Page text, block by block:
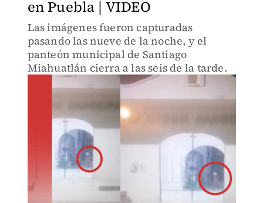
en Puebla | VIDEO
Las imágenes fueron capturadas
pasando las nueve de la noche, y el
panteón municipal de Santiago
Miahuatlán cierra a las seis de la tarde.